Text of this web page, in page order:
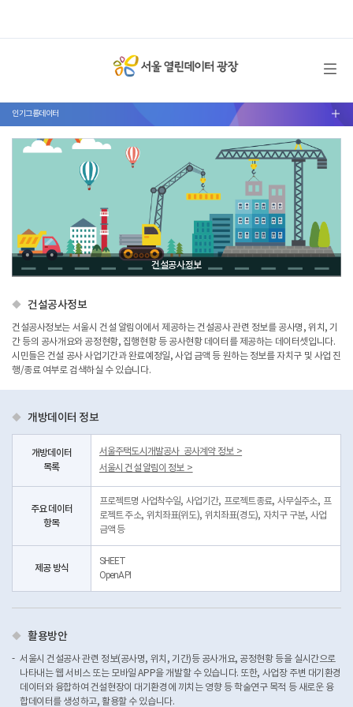
메뉴 열기
인기그룹데이터 서브메뉴 열기
건설공사정보
건설공사정보
건설공사정보는 서울시 건설 알림이에서 제공하는 건설공사 관련 정보를 공사명, 위치, 기
간 등의 공사개요와 공정현황, 집행현황 등 공사현황 데이터를 제공하는 데이터셋입니다.
시민들은 건설 공사 사업기간과 완료예정일, 사업 금액 등 원하는 정보를 자치구 및 사업 진
행/종료 여부로 검색하실 수 있습니다.
개방데이터 정보
개방데이터
목록
서울주택도시개발공사_공사계약 정보 >
서울시 건설 알림이 정보 >
주요 데이터
항목
프로젝트명 사업착수일, 사업기간, 프로젝트종료, 사무실주소, 프
로젝트 주소, 위치좌표(위도), 위치좌표(경도), 자치구 구분, 사업
금액 등
제공 방식
SHEET
OpenAPI
활용방안
서울시 건설공사 관련 정보(공사명, 위치, 기간)등 공사개요, 공정현황 등을 실시간으로
나타내는 웹 서비스 또는 모바일 APP을 개발할 수 있습니다. 또한, 사업장 주변 대기환경
데이터와 융합하여 건설현장이 대기환경에 끼치는 영향 등 학술연구 목적 등 새로운 융
합데이터를 생성하고, 활용할 수 있습니다.